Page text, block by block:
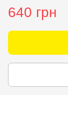
640 грн